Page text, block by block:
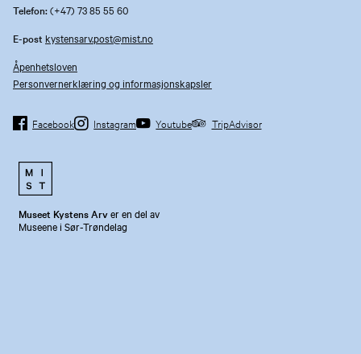
Telefon:(+47) 73 85 55 60
E-post kystensarv.post@mist.no
Åpenhetsloven
Personvernerklæring og informasjonskapsler
Facebook Instagram Youtube TripAdvisor
Museet Kystens Arver en del av
Museene i Sør-Trøndelag